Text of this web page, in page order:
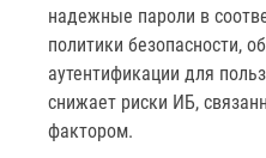
надежные пароли в
политики безопасности,
аутентификации для
снижает риски ИБ,
фактором.